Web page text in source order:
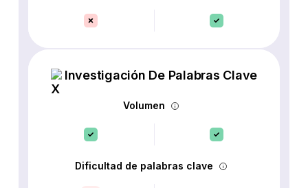
Investigación De Palabras Clave
Volumen
Dificultad de palabras clave